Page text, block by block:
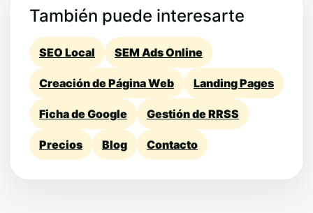
También puede interesarte
SEO Local SEM Ads Online
Creación de Página Web Landing Pages
Ficha de Google Gestión de RRSS
Precios Blog Contacto